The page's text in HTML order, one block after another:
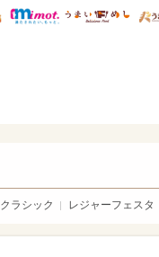
ウレぴあ総研 ディズニ
mimot. う
クラシック レジャーフェスタ